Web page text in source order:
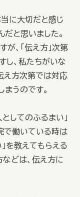
当に大切だと感じ
だと思いました。
、「伝え方」次第
し、私たちがいな
え方次第では対応
うのです。
してのふるまい」
で働いている時は
を教えてもらえる
どは、伝え方に